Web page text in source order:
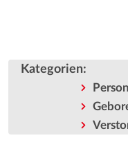
Kategorien:
Person